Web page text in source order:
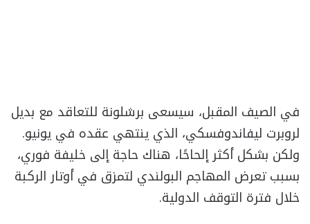
في الصيف المقبل، سيسعى برشلونة للتعاقد مع بديل
لروبرت ليفاندوفسكي، الذي ينتهي عقده في يونيو.
ولكن بشكل أكثر إلحاحًا، هناك حاجة إلى خليفة فوري،
بسبب تعرض المهاجم البولندي لتمزق في أوتار الركبة
خلال فترة التوقف الدولية.